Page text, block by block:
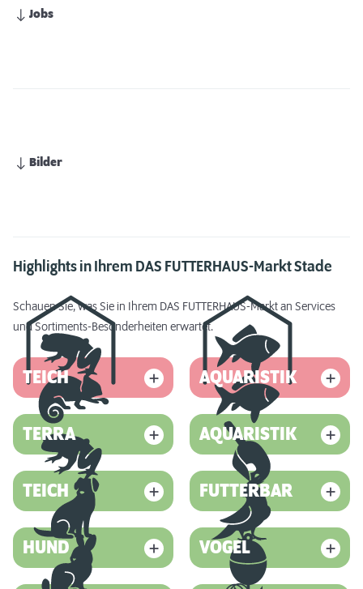
Jobs
Bilder
Highlights in Ihrem DAS FUTTERHAUS-Markt Stade
Schauen Sie, was Sie in Ihrem DAS FUTTERHAUS-Markt an Services
und Sortiments-Besonderheiten erwartet.
TEICH AQUARISTIK
TERRA AQUARISTIK
TEICH FUTTERBAR
HUND VOGEL